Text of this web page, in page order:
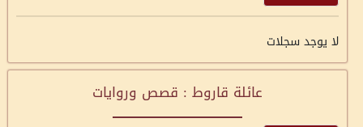
لا يوجد سجلات
عائلة قاروط : قصص وروايات